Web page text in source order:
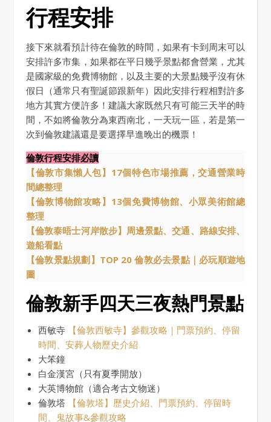
行程安排
接下來就看預計待在倫敦的時間，如果有卡到周末可以
安排許多市集，如果都在平日幾乎景點都會營業，尤其
是國家級的免費博物館，以及主要的大景點幾乎沒有休
假日（通常只有聖誕節跟新年）因此安排行程相對許多
地方其實方便許多！建議大家既然只有可能三天半的時
間，不如將倫敦分為東西南北，一天玩一區，若是第一
次到倫敦建議還是要選擇早進晚出的機票！
倫敦行程安排必讀
【倫敦市集懶人包】17個特色市場推薦，交通營業時
間總整理
【倫敦博物館攻略】13個免費博物館、小眾美術館總
整理
【倫敦泰晤士河岸散步】周邊景點、交通、路線安排、
遊船看點
【倫敦景點規劃】TOP 20 倫敦必去景點｜必玩順遊地
圖
倫敦新手四天三夜熱門景點
西敏寺
【倫敦西敏寺】參觀攻略｜門票預約、停留
時間、安葬人物歷史介紹
大笨鐘
白金漢宮（只有夏季開放）
大英博物館（適合考古文物迷）
倫敦塔
【倫敦塔】歷史介紹、門票預約、停留時
間、鬼故事&參觀攻略